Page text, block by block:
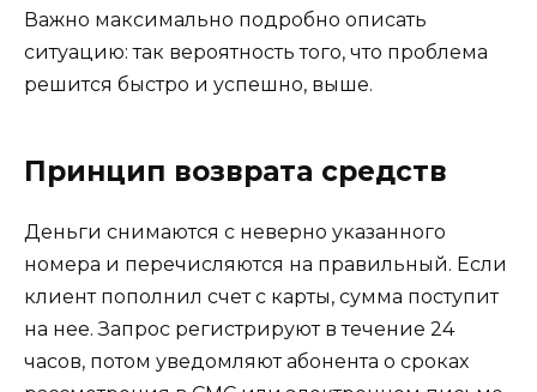
Важно максимально подробно описать
ситуацию: так вероятность того, что проблема
решится быстро и успешно, выше.
Принцип возврата средств
Деньги снимаются с неверно указанного
номера и перечисляются на правильный. Если
клиент пополнил счет с карты, сумма поступит
на нее. Запрос регистрируют в течение 24
часов, потом уведомляют абонента о сроках